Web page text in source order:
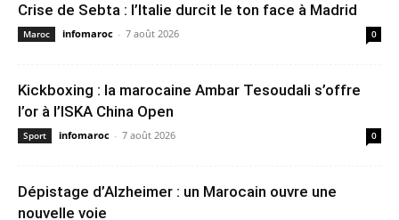
Crise de Sebta : l’Italie durcit le ton face à Madrid
Maroc infomaroc - 7 août 2026 0
Kickboxing : la marocaine Ambar Tesoudali s’offre
l’or à l’ISKA China Open
Sport infomaroc - 7 août 2026 0
Dépistage d’Alzheimer : un Marocain ouvre une
nouvelle voie